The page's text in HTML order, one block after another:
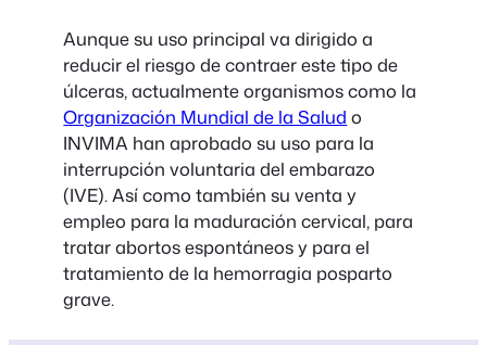
Aunque su uso principal va dirigido a
reducir el riesgo de contraer este tipo de
úlceras, actualmente organismos como la
Organización Mundial de la Salud o
INVIMA han aprobado su uso para la
interrupción voluntaria del embarazo
(IVE). Así como también su venta y
empleo para la maduración cervical, para
tratar abortos espontáneos y para el
tratamiento de la hemorragia posparto
grave.